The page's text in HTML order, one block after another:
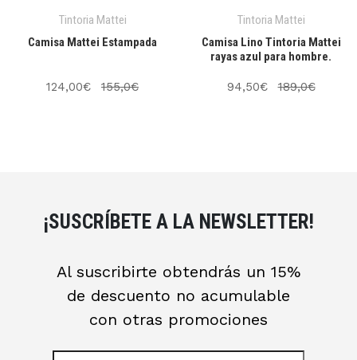
Tintoria Mattei
Camisa Mattei Estampada
124,00€ 155,0€
Tintoria Mattei
Camisa Lino Tintoria Mattei
rayas azul para hombre.
94,50€ 189,0€
¡SUSCRÍBETE A LA NEWSLETTER!
Al suscribirte obtendrás un 15%
de descuento no acumulable
con otras promociones